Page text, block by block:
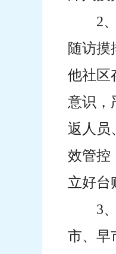
2
随访摸
他社区
意识，
返人员
效管控
立好台
3
市、早